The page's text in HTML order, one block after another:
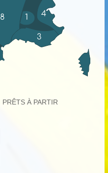
8
3
1 4
PRÊTS À PARTIR